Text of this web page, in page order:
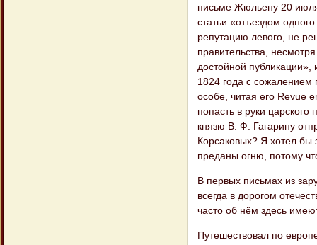
письме Жюльену 20
статьи «отъездом
репутацию левого, не
правительства,
достойной
1824 года с
особе, читая его Revue
попасть в руки
князю В. Ф. Гагарину
Корсаковых? Я хотел бы
преданы огню, потому
В первых письмах из
всегда в дорогом
часто об нём здесь
Путешествовал по